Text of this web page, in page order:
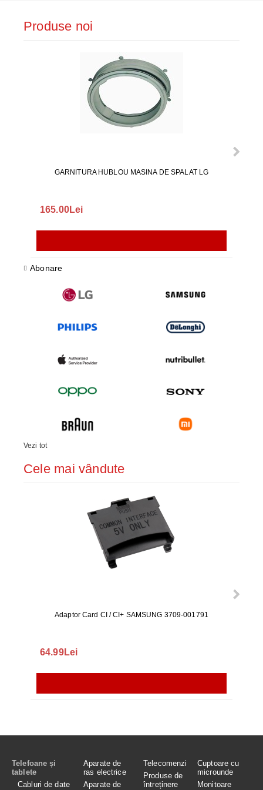
Produse noi
GARNITURA HUBLOU MASINA DE SPALAT LG
165.00Lei
Abonare
Vezi tot
Cele mai vândute
Adaptor Card CI / CI+ SAMSUNG 3709-001791
64.99Lei
Telefoane și
tablete
Cabluri de date
Aparate de
ras electrice
Aparate de
Telecomenzi
Produse de
întreținere
Cuptoare cu
microunde
Monitoare